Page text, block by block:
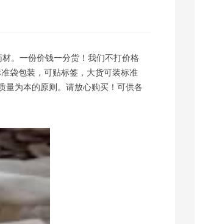
。一份价钱一分货！我们不打价格
袋包装，可贴标签，大货可装标准
量为本的原则。请放心购买！可供各